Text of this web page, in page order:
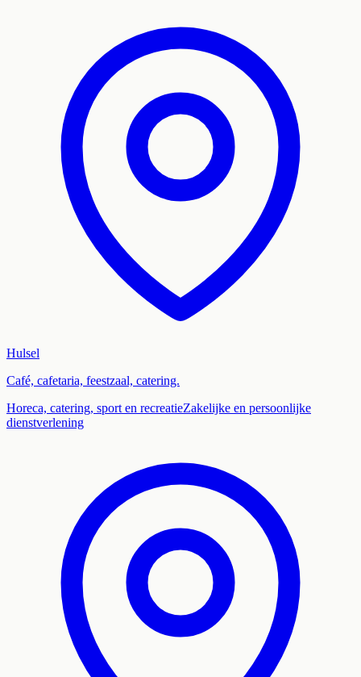
Hulsel
Café, cafetaria, feestzaal, catering.
Horeca, catering, sport en recreatieZakelijke en persoonlijke
dienstverlening